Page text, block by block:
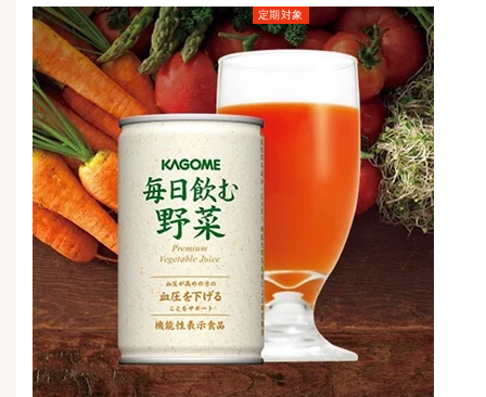
定期対象
定期お届けコース価格
5,648 円 (税込)
通常価格
7,052 (税込)